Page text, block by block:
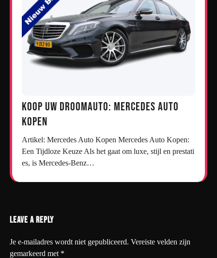
Koop uw droomauto: Mercedes auto
kopen
Artikel: Mercedes Auto Kopen Mercedes Auto Kopen:
Een Tijdloze Keuze Als het gaat om luxe, stijl en prestati
es, is Mercedes-Benz…
Leave a Reply
Je e-mailadres wordt niet gepubliceerd. Vereiste velden zijn
gemarkeerd met *